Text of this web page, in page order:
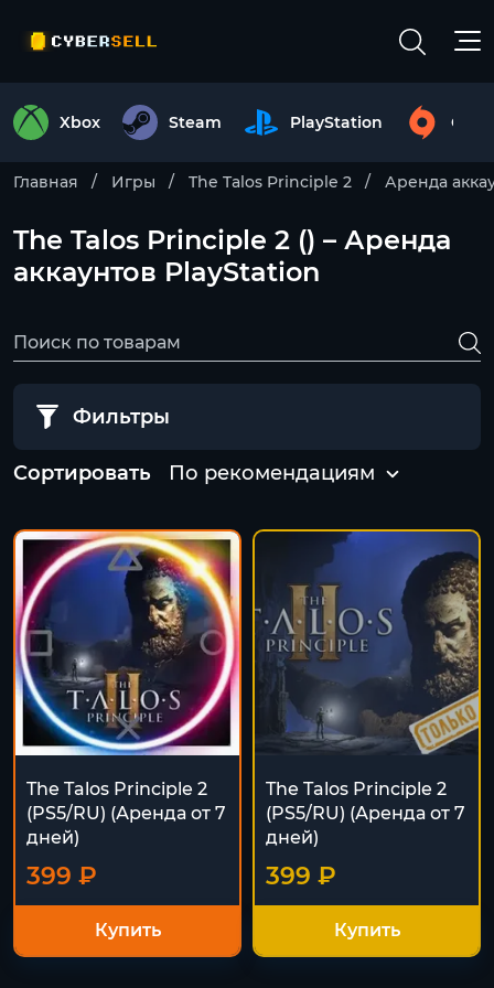
Xbox Steam PlayStation
Главная Игры The Talos Principle 2 Аренда
The Talos Principle 2 () – Аренда
аккаунтов PlayStation
Фильтры
Сортировать По рекомендациям
The Talos Principle 2
(PS5/RU) (Аренда от 7
дней)
399 ₽
Купить
The Talos Principle 2
(PS5/RU) (Аренда от 7
дней)
399 ₽
Купить